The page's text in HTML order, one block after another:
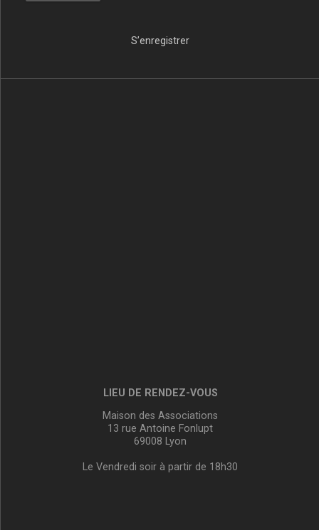
S’enregistrer
LIEU DE RENDEZ-VOUS
Maison des Associations
13 rue Antoine Fonlupt
69008 Lyon
Le Vendredi soir à partir de 18h30